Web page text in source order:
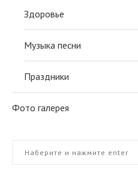
Здоровье
Музыка песни
Праздники
Фото галерея